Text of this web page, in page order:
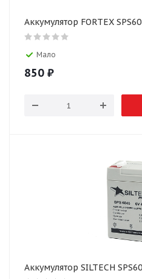
Аккумулятор FORTEX
Мало
850 ₽
Аккумулятор SILTECH